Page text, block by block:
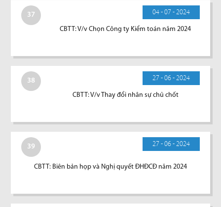
37 04 - 07 - 2024
CBTT: V/v Chọn Công ty Kiểm toán năm 2024
38 27 - 06 - 2024
CBTT: V/v Thay đổi nhân sự chủ chốt
39 27 - 06 - 2024
CBTT: Biên bản họp và Nghị quyết ĐHĐCĐ năm 2024